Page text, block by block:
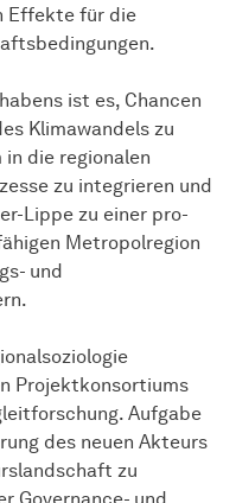
Effekte für die
ist es, Chancen
Klimawandels zu
die regionalen
zu integrieren und
Lippe zu einer pro-
Metropolregion
und
Projektkonsortiums
Aufgabe
des neuen Akteurs
zu